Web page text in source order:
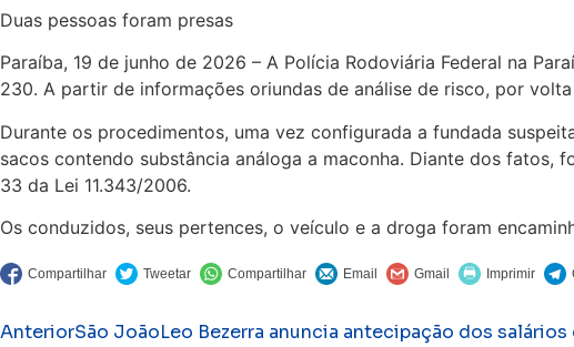
Duas pessoas foram presas
Paraíba, 19 de junho de 2026 – A Polícia Rodoviária Federal na
230. A partir de informações oriundas de análise de risco, por
Durante os procedimentos, uma vez configurada a fundada
sacos contendo substância análoga a maconha. Diante dos
33 da Lei 11.343/2006.
Os conduzidos, seus pertences, o veículo e a droga foram
AnteriorSão JoãoLeo Bezerra anuncia antecipação dos